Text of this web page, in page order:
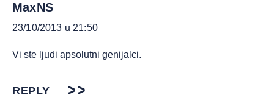
MaxNS
23/10/2013 u 21:50
Vi ste ljudi apsolutni genijalci.
REPLY